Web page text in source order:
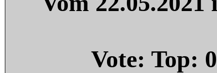
Vote: Top: 0